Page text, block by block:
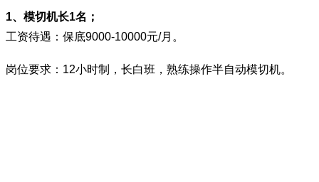
1、模切机长1名；
工资待遇：保底9000-10000元/月。
岗位要求：12小时制，长白班，熟练操作半自动模切机。